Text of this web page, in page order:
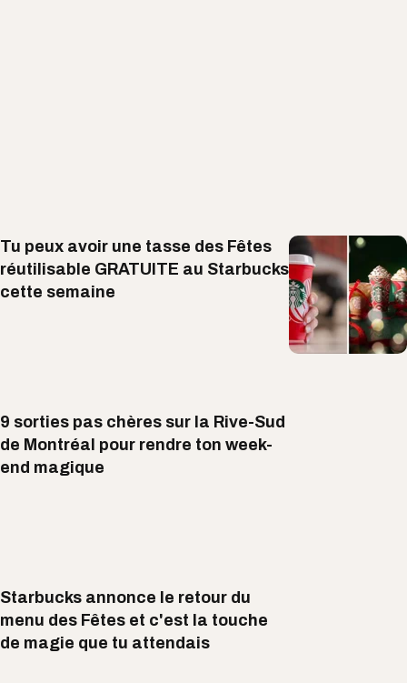
Tu peux avoir une tasse des Fêtes
réutilisable GRATUITE au Starbucks
cette semaine
9 sorties pas chères sur la Rive-Sud
de Montréal pour rendre ton week-
end magique
Starbucks annonce le retour du
menu des Fêtes et c'est la touche
de magie que tu attendais